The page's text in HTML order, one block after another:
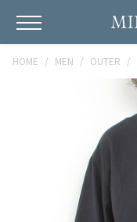
HOME MEN OUTER